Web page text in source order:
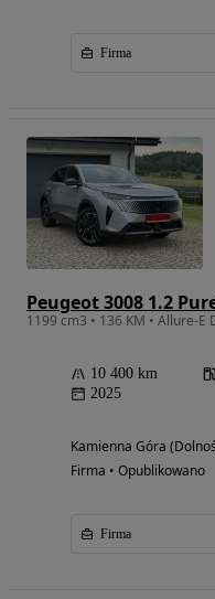
Firma
1199 cm3 • 136 KM • Allure-E
10 400 km
2025
Kamienna Góra
Firma • Opublikowano
Firma